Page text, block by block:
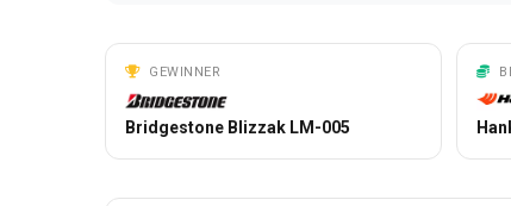
GEWINNER
Bridgestone Blizzak LM-005